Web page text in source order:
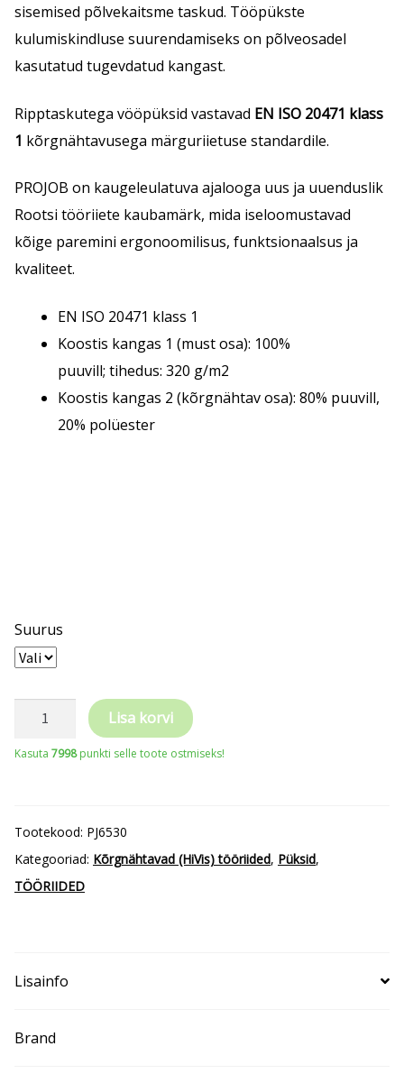
sisemised põlvekaitsme taskud. Tööpükste
kulumiskindluse suurendamiseks on põlveosadel
kasutatud tugevdatud kangast.
Ripptaskutega vööpüksid vastavad EN ISO 20471 klass
1 kõrgnähtavusega märguriietuse standardile.
PROJOB on kaugeleulatuva ajalooga uus ja uuenduslik
Rootsi tööriiete kaubamärk, mida iseloomustavad
kõige paremini ergonoomilisus, funktsionaalsus ja
kvaliteet.
EN ISO 20471 klass 1
Koostis kangas 1 (must osa): 100%
puuvill; tihedus: 320 g/m2
Koostis kangas 2 (kõrgnähtav osa): 80% puuvill,
20% polüester
Suurus
PROJOB
ripptaskutega
vööpüksid
Lisa korvi
Kasuta 7998punkti selle toote ostmiseks!
Tootekood: PJ6530
Kategooriad: Kõrgnähtavad (HiVis) tööriided, Püksid,
TÖÖRIIDED
Lisainfo
Brand